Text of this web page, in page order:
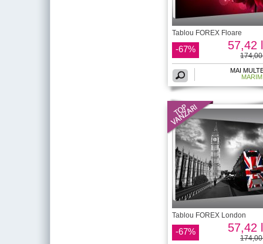
Tablou FOREX Floare
-67% 57,42
MAI
Tablou FOREX London
-67% 57,42